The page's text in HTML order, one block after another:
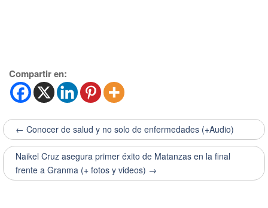
Compartir en:
← Conocer de salud y no solo de enfermedades (+Audio)
Naikel Cruz asegura primer éxito de Matanzas en la final
frente a Granma (+ fotos y videos) →